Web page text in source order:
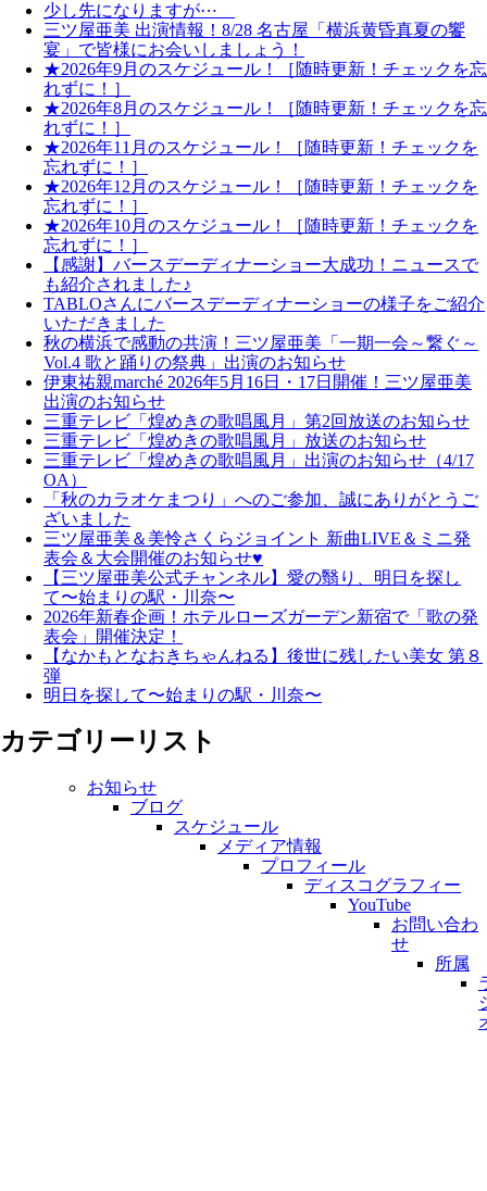
少し先になりますが⋯
三ツ屋亜美 出演情報！8/28 名古屋「横浜黄昏真夏の饗
宴」で皆様にお会いしましょう！
★2026年9月のスケジュール！［随時更新！チェックを忘
れずに！］
★2026年8月のスケジュール！［随時更新！チェックを忘
れずに！］
★2026年11月のスケジュール！［随時更新！チェックを
忘れずに！］
★2026年12月のスケジュール！［随時更新！チェックを
忘れずに！］
★2026年10月のスケジュール！［随時更新！チェックを
忘れずに！］
【感謝】バースデーディナーショー大成功！ニュースで
も紹介されました♪
TABLOさんにバースデーディナーショーの様子をご紹介
いただきました
秋の横浜で感動の共演！三ツ屋亜美「一期一会～繋ぐ～
Vol.4 歌と踊りの祭典」出演のお知らせ
伊東祐親marché 2026年5月16日・17日開催！三ツ屋亜美
出演のお知らせ
三重テレビ「煌めきの歌唱風月」第2回放送のお知らせ
三重テレビ「煌めきの歌唱風月」放送のお知らせ
三重テレビ「煌めきの歌唱風月」出演のお知らせ（4/17
OA）
「秋のカラオケまつり」へのご参加、誠にありがとうご
ざいました
三ツ屋亜美＆美怜さくらジョイント 新曲LIVE＆ミニ発
表会＆大会開催のお知らせ♥
【三ツ屋亜美公式チャンネル】愛の翳り、明日を探し
て〜始まりの駅・川奈〜
2026年新春企画！ホテルローズガーデン新宿で「歌の発
表会」開催決定！
【なかもとなおきちゃんねる】後世に残したい美女 第８
弾
明日を探して〜始まりの駅・川奈〜
カテゴリーリスト
お知らせ
ブログ
スケジュール
メディア情報
プロフィール
ディスコグラフィー
YouTube
お問い合わ
せ
所属